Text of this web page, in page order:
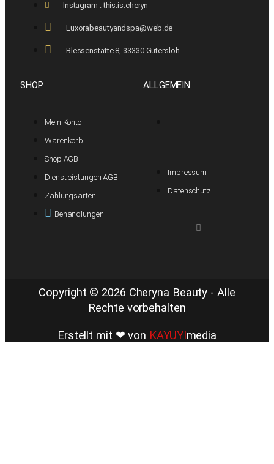
Instagram : this.is.cheryn
Luxorabeautyandspa@web.de
Blessenstätte 8, 33330 Gütersloh
SHOP
Mein Konto
Warenkorb
Shop AGB
Dienstleistungen AGB
Zahlungsarten
Behandlungen
ALLGEMEIN
Impressum
Datenschutz
Copyright © 2026 Cheryna Beauty - Alle
Rechte vorbehalten
Erstellt mit ❤ von KAYUYImedia